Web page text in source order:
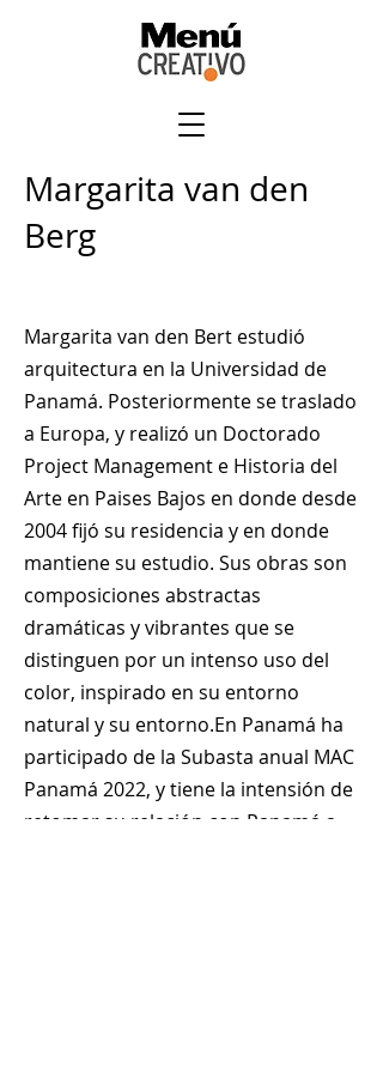
Margarita van den
Berg
Margarita van den Bert estudió
arquitectura en la Universidad de
Panamá. Posteriormente se traslado
a Europa, y realizó un Doctorado
Project Management e Historia del
Arte en Paises Bajos en donde desde
2004 fijó su residencia y en donde
mantiene su estudio. Sus obras son
composiciones abstractas
dramáticas y vibrantes que se
distinguen por un intenso uso del
color, inspirado en su entorno
natural y su entorno.En Panamá ha
participado de la Subasta anual MAC
Panamá 2022, y tiene la intensión de
retomar su relación con Panamá a